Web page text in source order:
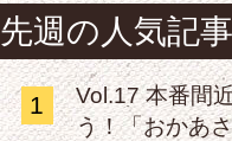
先週の人気記
1
Vol.17 本番間
う！「おかあ